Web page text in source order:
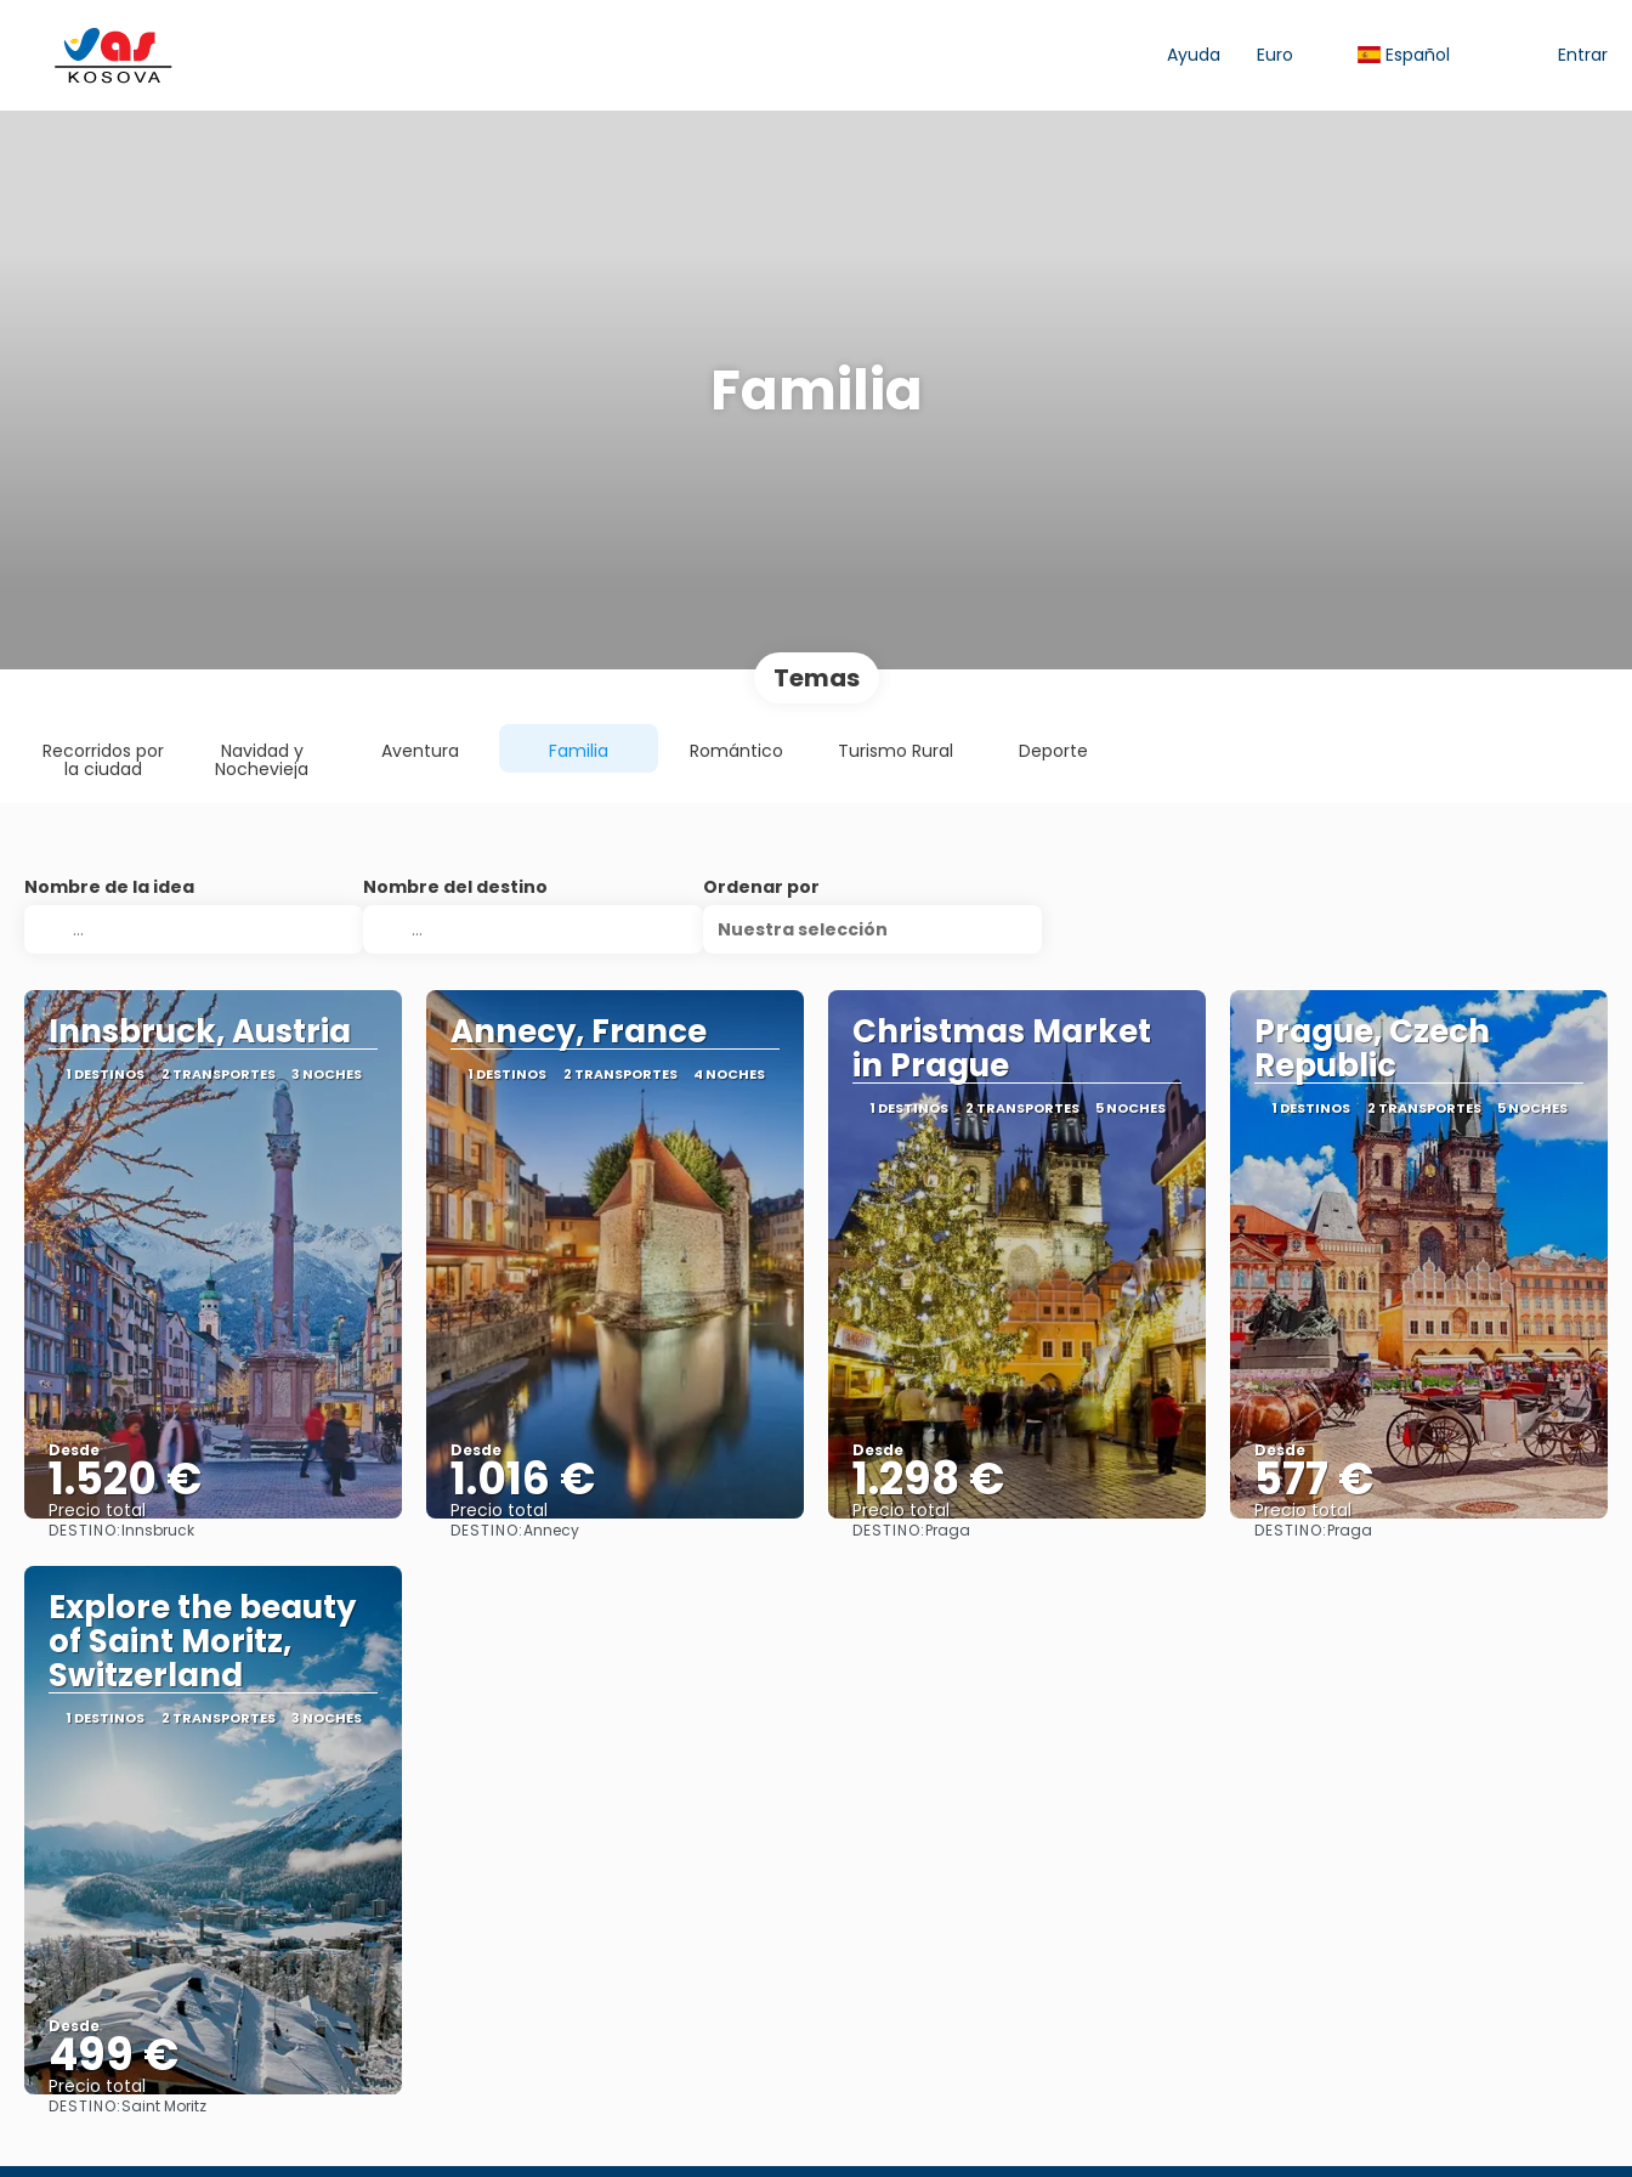
Ayuda Euro Español Entrar
Familia
Temas
Recorridos por
la ciudad
Navidad y
Nochevieja
Aventura Familia Romántico Turismo Rural Deporte
Nombre de la idea Nombre del destino
Ordenar por
Nuestra selección
Innsbruck, Austria
1 DESTINOS 2 TRANSPORTES 3 NOCHES
Desde
1.520 €
Precio total
DESTINO:Innsbruck
Annecy, France
1 DESTINOS 2 TRANSPORTES 4 NOCHES
Desde
1.016 €
Precio total
DESTINO:Annecy
Christmas Market
in Prague
1 DESTINOS 2 TRANSPORTES 5 NOCHES
Desde
1.298 €
Precio total
DESTINO:Praga
Prague, Czech
Republic
1 DESTINOS 2 TRANSPORTES 5 NOCHES
Desde
577 €
Precio total
DESTINO:Praga
Explore the beauty
of Saint Moritz,
Switzerland
1 DESTINOS 2 TRANSPORTES 3 NOCHES
Desde
499 €
Precio total
Ver
DESTINO:Saint Moritz